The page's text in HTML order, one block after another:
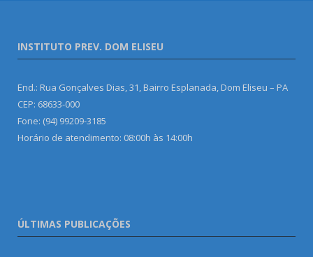
INSTITUTO PREV. DOM ELISEU
End.: Rua Gonçalves Dias, 31, Bairro Esplanada, Dom Eliseu – PA
CEP: 68633-000
Fone: (94) 99209-3185
Horário de atendimento: 08:00h às 14:00h
ÚLTIMAS PUBLICAÇÕES